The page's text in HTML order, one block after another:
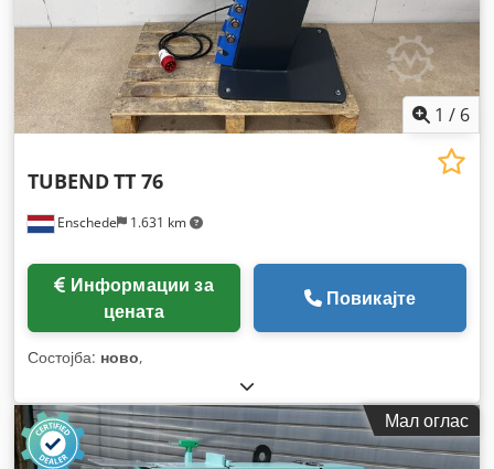
1 / 6
Enschede 1.631 km
TUBENDTT 76
цената
Повикајте
Состојба: ново,
Мал оглас